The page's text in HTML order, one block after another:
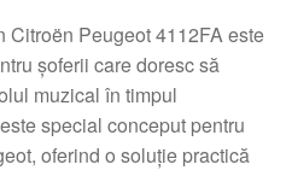
Citroën Peugeot 4112FA este
șoferii care doresc să
muzical în timpul
special conceput pentru
oferind o soluție practică